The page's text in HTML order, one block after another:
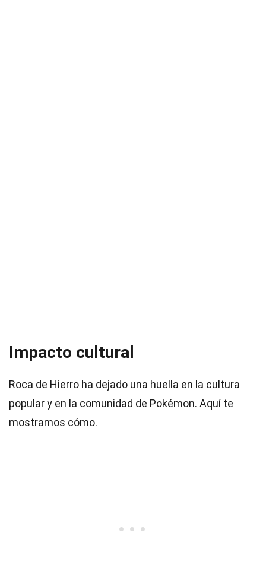
Impacto cultural
Roca de Hierro ha dejado una huella en la cultura
popular y en la comunidad de Pokémon. Aquí te
mostramos cómo.